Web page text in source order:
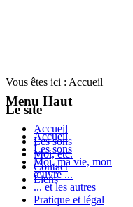
Menu Haut
Accueil
Les sons
Moi, etc.
Contact
Liens
Vous êtes ici : Accueil
Le site
Accueil
Les sons
Moi, ma vie, mon
œuvre ...
... et les autres
Pratique et légal